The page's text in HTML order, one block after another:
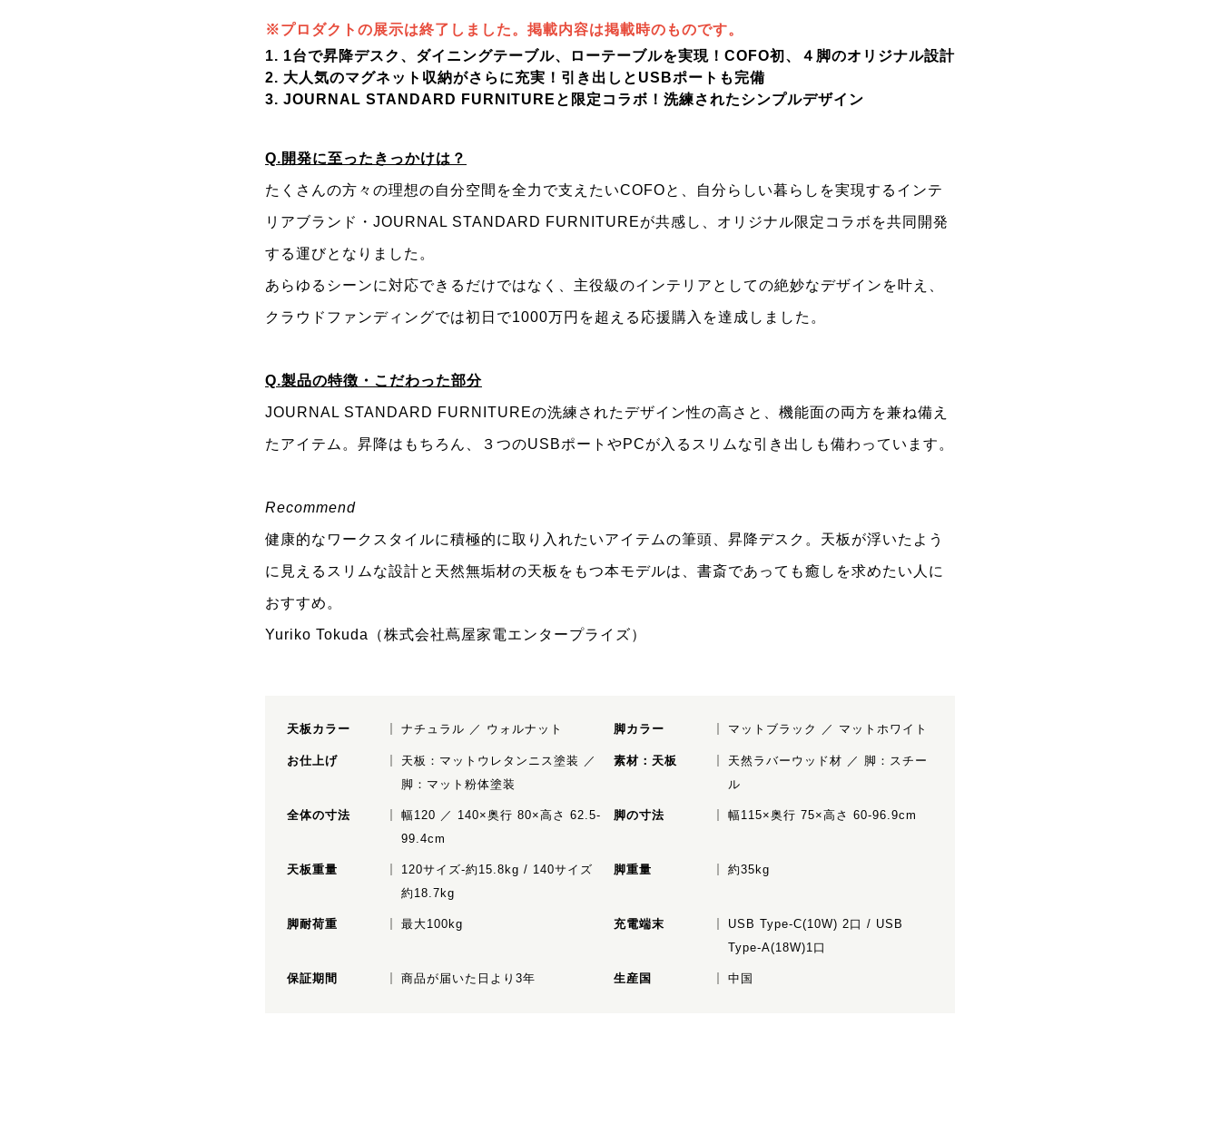
※プロダクトの展示は終了しました。掲載内容は掲載時のものです。
1. 1台で昇降デスク、ダイニングテーブル、ローテーブルを実現！COFO初、４脚のオリジナル設計
2. 大人気のマグネット収納がさらに充実！引き出しとUSBポートも完備
3. JOURNAL STANDARD FURNITUREと限定コラボ！洗練されたシンプルデザイン
Q.開発に至ったきっかけは？
たくさんの方々の理想の自分空間を全力で支えたいCOFOと、自分らしい暮らしを実現するインテ
リアブランド・JOURNAL STANDARD FURNITUREが共感し、 オリジナル限定コラボ を共同開発
する運びとなりました。
あらゆるシーンに対応できるだけではなく、主役級のインテリアとしての絶妙なデザインを叶え、
クラウドファンディングでは初日で1000万円を超える応援購入を達成しました。
Q.製品の特徴・こだわった部分
JOURNAL STANDARD FURNITUREの洗練されたデザイン性の高さと、機能面の両方を兼ね備え
たアイテム。昇降はもちろん、３つのUSBポートやPCが入るスリムな引き出しも備わっています。
Recommend
健康的なワークスタイルに積極的に取り入れたいアイテムの筆頭、昇降デスク。天板が浮いたよう
に見えるスリムな設計と天然無垢材の天板をもつ本モデルは、書斎であっても癒しを求めたい人に
おすすめ。
Yuriko Tokuda（株式会社蔦屋家電エンタープライズ）
天板カラー ナチュラル ／ ウォルナット 脚カラー マットブラック ／ マットホワイト
お仕上げ
天板：マットウレタンニス塗装 ／
脚：マット粉体塗装
素材：天板
天然ラバーウッド材 ／ 脚：スチー
ル
全体の寸法
幅120 ／ 140×奥行 80×高さ 62.5-
99.4cm
脚の寸法 幅115×奥行 75×高さ 60-96.9cm
天板重量
120サイズ-約15.8kg / 140サイズ
約18.7kg
脚重量 約35kg
脚耐荷重 最大100kg 充電端末
USB Type-C(10W) 2口 / USB
Type-A(18W)1口
保証期間 商品が届いた日より3年 生産国 中国